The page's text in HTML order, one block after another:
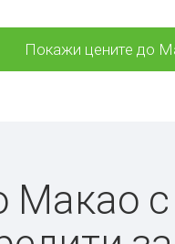
Покажи цените до